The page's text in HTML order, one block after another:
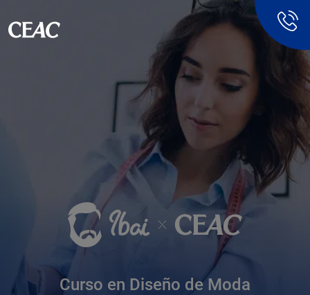
Curso en Diseño de Moda